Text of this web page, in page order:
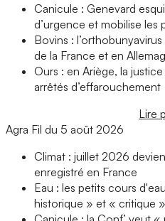
Canicule : Genevard
d’urgence et mobilise les
Bovins :
de la France et en
Ours : en Ariège, la
arrêtés d’effarouchement
Lire
Agra Fil du 5 août 2026
Climat : juillet 2026
enregistré en France
Eau : les petits cours
historique » et « critique